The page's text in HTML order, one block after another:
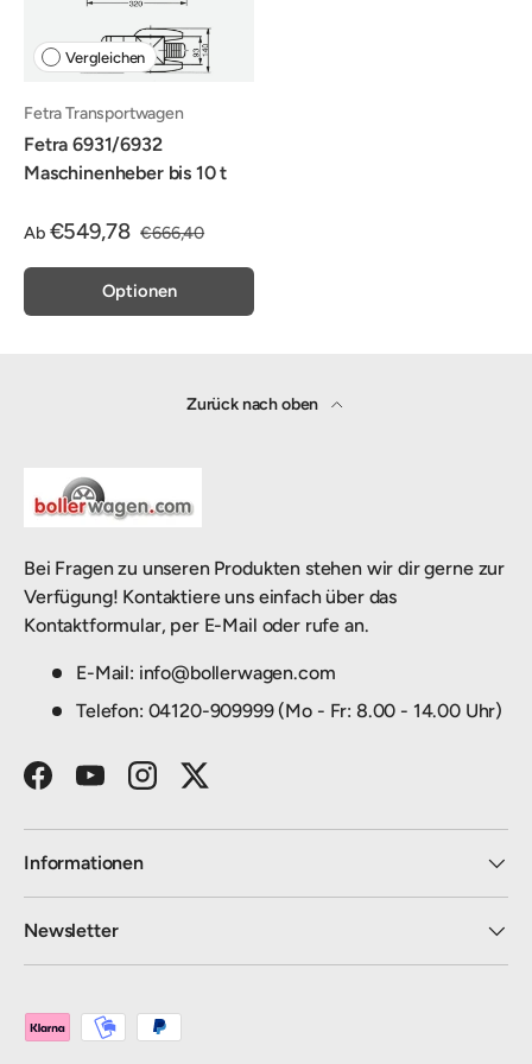
Vergleichen
Fetra Transportwagen
Fetra 6931/6932
Maschinenheber bis 10 t
Ab €549,78 €666,40
Optionen
Zurück nach oben
Bei Fragen zu unseren Produkten stehen wir dir gerne zur
Verfügung! Kontaktiere uns einfach über das
Kontaktformular, per E-Mail oder rufe an.
E-Mail: info@bollerwagen.com
Telefon: 04120-909999 (Mo - Fr: 8.00 - 14.00 Uhr)
FacebookYouTubeInstagramTwitter
Informationen
Newsletter
Zahlungsmethoden